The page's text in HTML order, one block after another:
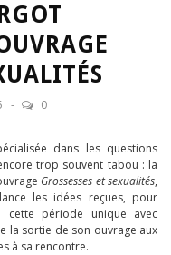
0
dans les questions
trop souvent tabou : la
Grossesses et sexualités,
les idées reçues, pour
période unique avec
la sortie de son ouvrage aux
à sa rencontre.